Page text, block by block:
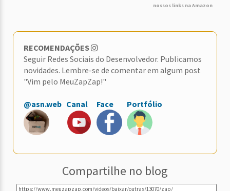
nossos links na Amazon
RECOMENDAÇÕES
Seguir Redes Sociais do Desenvolvedor. Publicamos
novidades. Lembre-se de comentar em algum post
"Vim pelo MeuZapZap!"
@asn.web Canal Face Portfólio
Compartilhe no blog